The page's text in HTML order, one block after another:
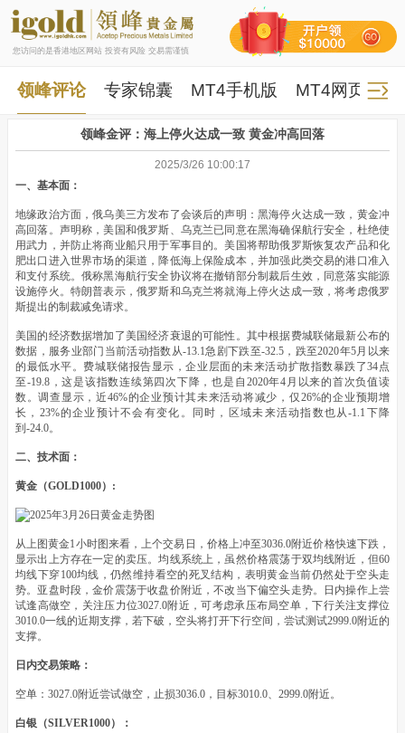
您访问的是香港地区网站 投资有风险 交易需谨慎
领峰评论 专家锦囊 MT4手机版 MT4网页版
领峰金评：海上停火达成一致 黄金冲高回落
2025/3/26 10:00:17
一、基本面：
地缘政治方面，俄乌美三方发布了会谈后的声明：黑海停火达成一致，黄金冲
高回落。声明称，美国和俄罗斯、乌克兰已同意在黑海确保航行安全，杜绝使
用武力，并防止将商业船只用于军事目的。美国将帮助俄罗斯恢复农产品和化
肥出口进入世界市场的渠道，降低海上保险成本，并加强此类交易的港口准入
和支付系统。俄称黑海航行安全协议将在撤销部分制裁后生效，同意落实能源
设施停火。特朗普表示，俄罗斯和乌克兰将就海上停火达成一致，将考虑俄罗
斯提出的制裁减免请求。
美国的经济数据增加了美国经济衰退的可能性。其中根据费城联储最新公布的
数据，服务业部门当前活动指数从-13.1急剧下跌至-32.5，跌至2020年5月以来
的最低水平。费城联储报告显示，企业层面的未来活动扩散指数暴跌了34点
至-19.8，这是该指数连续第四次下降，也是自2020年4月以来的首次负值读
数。调查显示，近46%的企业预计其未来活动将减少，仅26%的企业预期增
长，23%的企业预计不会有变化。同时，区域未来活动指数也从-1.1下降
到-24.0。
二、技术面：
黄金（GOLD1000）:
从上图黄金1小时图来看，上个交易日，价格上冲至3036.0附近价格快速下跌，
显示出上方存在一定的卖压。均线系统上，虽然价格震荡于双均线附近，但60
均线下穿100均线，仍然维持看空的死叉结构，表明黄金当前仍然处于空头走
势。亚盘时段，金价震荡于收盘价附近，不改当下偏空头走势。日内操作上尝
试逢高做空，关注压力位3027.0附近，可考虑承压布局空单，下行关注支撑位
3010.0一线的近期支撑，若下破，空头将打开下行空间，尝试测试2999.0附近的
支撑。
日内交易策略：
空单：3027.0附近尝试做空，止损3036.0，目标3010.0、2999.0附近。
白银（SILVER1000）：